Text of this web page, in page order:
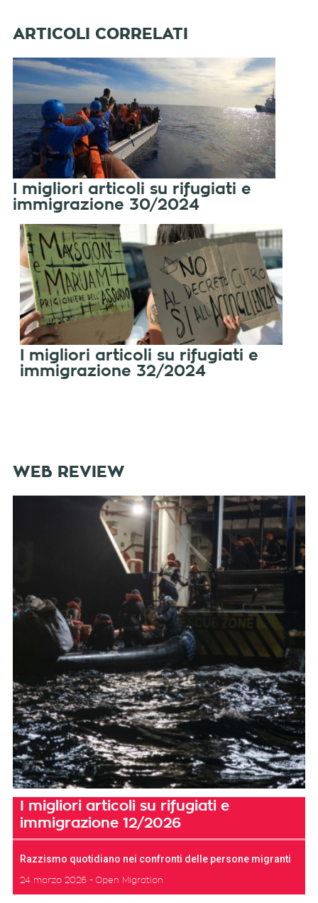
I migliori articoli su rifugiati e
immigrazione 30/2024
I migliori articoli su rifugiati e
immigrazione 32/2024
WEB REVIEW
I migliori articoli su rifugiati e
immigrazione 12/2026
Razzismo quotidiano nei confronti delle persone migranti
24 marzo 2026 Open Migration